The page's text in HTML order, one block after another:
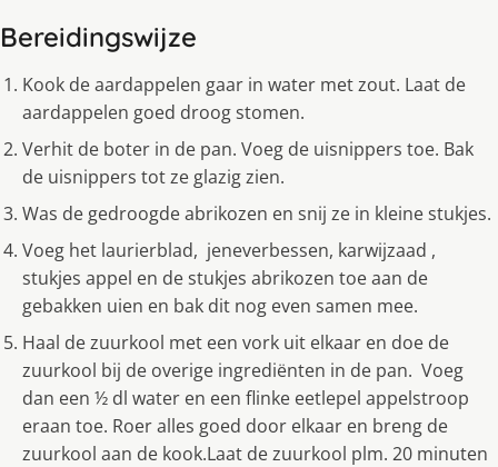
Bereidingswijze
Kook de aardappelen gaar in water met zout. Laat de
aardappelen goed droog stomen.
Verhit de boter in de pan. Voeg de uisnippers toe. Bak
de uisnippers tot ze glazig zien.
Was de gedroogde abrikozen en snij ze in kleine stukjes.
Voeg het laurierblad, jeneverbessen, karwijzaad ,
stukjes appel en de stukjes abrikozen toe aan de
gebakken uien en bak dit nog even samen mee.
Haal de zuurkool met een vork uit elkaar en doe de
zuurkool bij de overige ingrediënten in de pan. Voeg
dan een ½ dl water en een flinke eetlepel appelstroop
eraan toe. Roer alles goed door elkaar en breng de
zuurkool aan de kook.Laat de zuurkool plm. 20 minuten